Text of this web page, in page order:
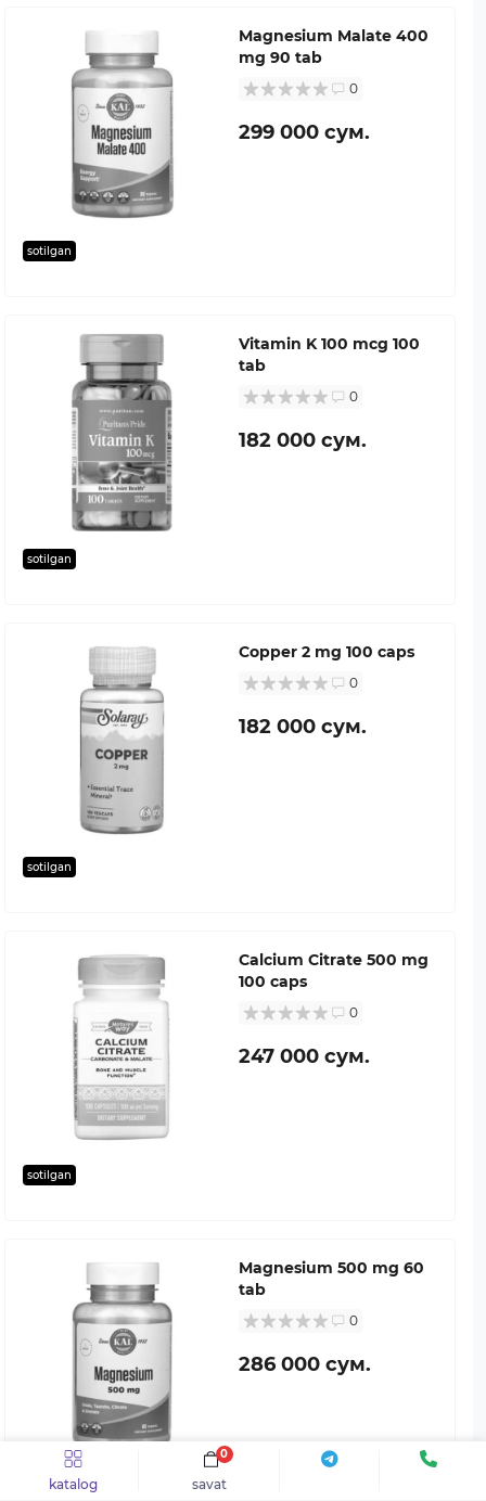
katalog savat
0
sotilgan
Magnesium Malate 400
mg 90 tab
0
299 000 сум.
sotilgan
Vitamin K 100 mcg 100
tab
0
182 000 сум.
sotilgan
Copper 2 mg 100 caps
0
182 000 сум.
sotilgan
Calcium Citrate 500 mg
100 caps
0
247 000 сум.
sotilgan
Magnesium 500 mg 60
tab
0
286 000 сум.